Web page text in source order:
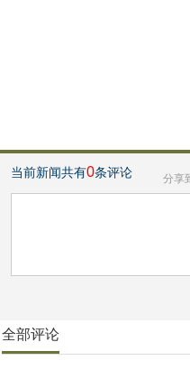
当前新闻共有0条评论 分享
全部评论